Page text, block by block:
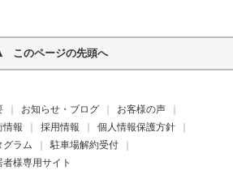
このページの先頭へ
お知らせ・ブログ
お客様の声
情報 採用情報
個人情報保護方針
グラム
駐車場解約受付
者様専用サイト